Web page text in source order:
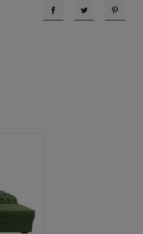
UdostępnijTweetujPinterest